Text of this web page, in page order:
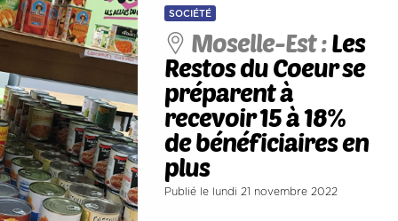
SOCIÉTÉ
Moselle-Est :Les
Restos du Coeur se
préparent à
recevoir 15 à 18%
de bénéficiaires en
plus
Publié le lundi 21 novembre 2022